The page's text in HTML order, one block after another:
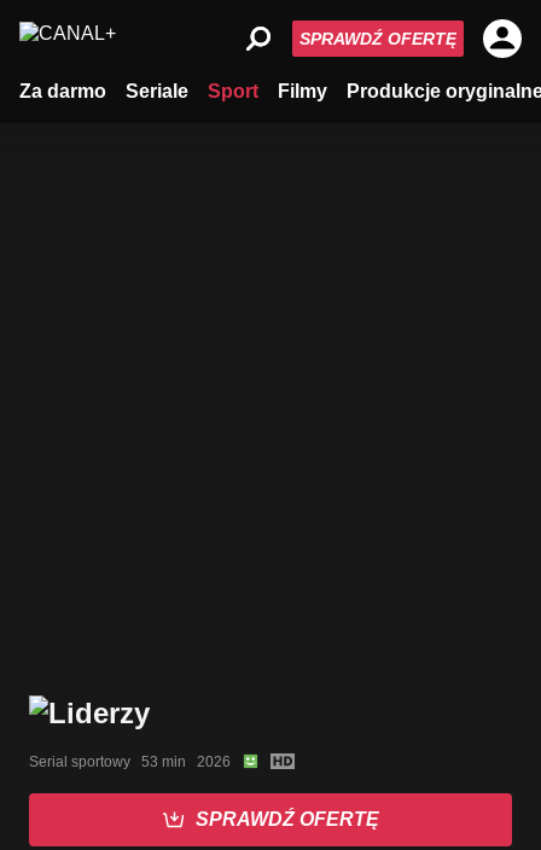
Za darmo Seriale Sport Filmy Produkcje
SPRAWDŹ OFERTĘ
Serial sportowy   53 min   2026
SPRAWDŹ OFERTĘ